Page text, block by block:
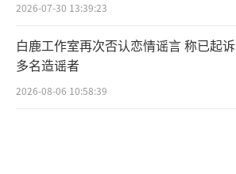
2026-07-30 13:39:23
白鹿工作室再次否认恋情谣言 称已起诉
多名造谣者
2026-08-06 10:58:39